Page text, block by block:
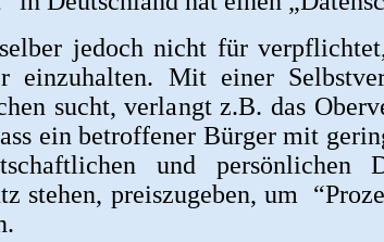
jedoch nicht für
einzuhalten. Mit einer
sucht, verlangt z.B. das
ein betroffener Bürger mit
und persönlichen
stehen, preiszugeben, um